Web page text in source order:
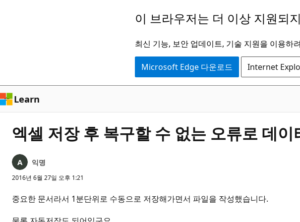
로
건
너
뛰
기
이 브라우저는 더 이상 지원되
최신 기능, 보안 업데이트, 기술 지원을 이용
Microsoft Edge 다운로드 Internet
Learn
엑셀 저장 후 복구할 수 없는 오류로 데이
익명
2016년 6월 27일 오후 1:21
중요한 문서라서 1분단위로 수동으로 저장해가면서 파일을 작성했습니다.